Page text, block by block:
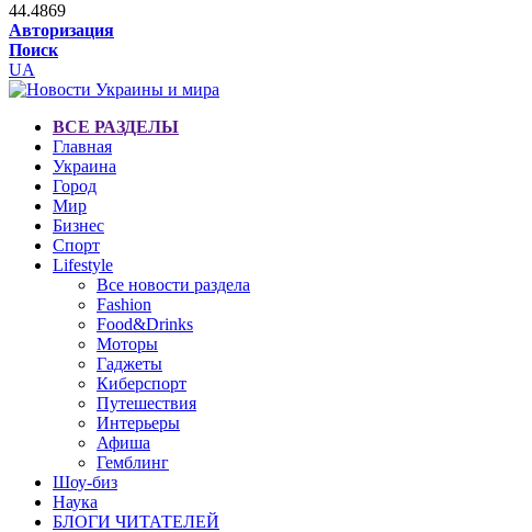
44.4869
Авторизация
Поиск
UA
ВСЕ РАЗДЕЛЫ
Главная
Украина
Город
Мир
Бизнес
Спорт
Lifestyle
Все новости раздела
Fashion
Food&Drinks
Моторы
Гаджеты
Киберспорт
Путешествия
Интерьеры
Афиша
Гемблинг
Шоу-биз
Наука
БЛОГИ ЧИТАТЕЛЕЙ